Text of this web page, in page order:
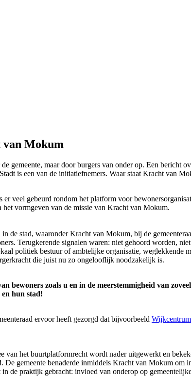
van Mokum
gemeente, maar door burgers van onder op. Een bericht
is een van de initiatiefnemers. Waar staat Kracht van
er veel gebeurd rondom het platform voor
vormgeven van de missie van Kracht van Mokum.
de stad, waaronder Kracht van Mokum, bij de
Terugkerende signalen waren: niet gehoord worden,
politiek bestuur of ambtelijke organisatie, weglekkende
die juist nu zo ongelooflijk noodzakelijk is.
bewoners zoals u en in de meerstemmigheid van
en hun stad!
ervoor heeft gezorgd dat bijvoorbeeld
van het buurtplatformrecht wordt nader uitgewerkt en
De gemeente benaderde inmiddels Kracht van Mokum om
de praktijk gebracht: invloed van onderop op